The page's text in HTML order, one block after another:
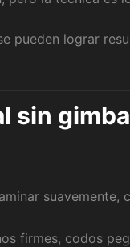
pueden lograr
sin
suavemente,
firmes, codos